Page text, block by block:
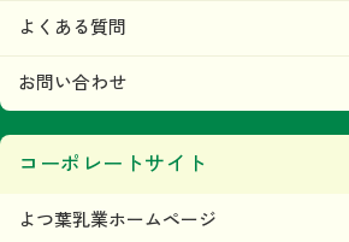
よくある質問
お問い合わせ
コーポレートサイト
よつ葉乳業ホームページ